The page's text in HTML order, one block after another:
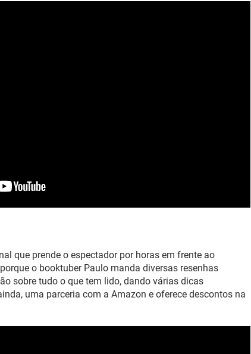
que prende o espectador por horas em frente ao
o booktuber Paulo manda diversas resenhas
sobre tudo o que tem lido, dando várias dicas
uma parceria com a Amazon e oferece descontos na